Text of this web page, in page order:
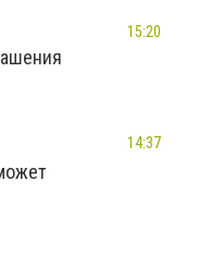
15:20
14:37